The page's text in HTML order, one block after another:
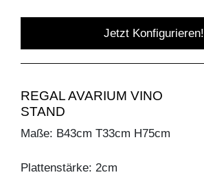
Jetzt Konfigurieren!
REGAL AVARIUM VINO
STAND
Maße: B43cm T33cm H75cm
Plattenstärke: 2cm